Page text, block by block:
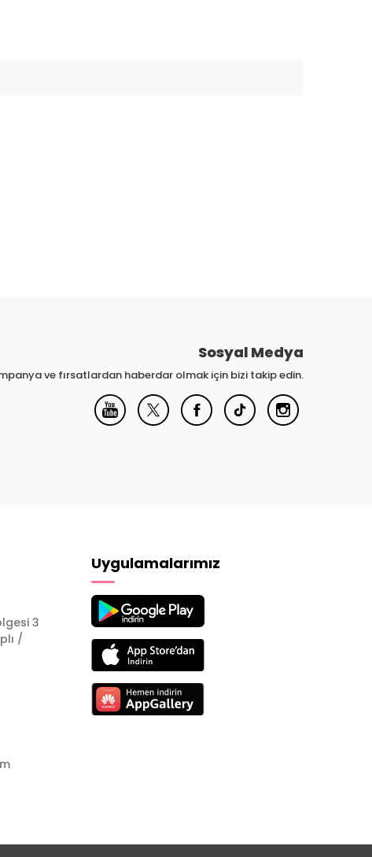
Sosyal Medya
ve fırsatlardan haberdar olmak için bizi takip edin.
3
/
Uygulamalarımız